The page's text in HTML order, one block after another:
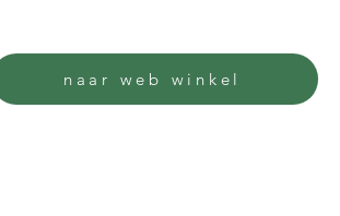
naar web winkel